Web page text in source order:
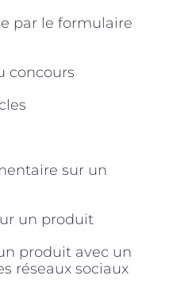
par le formulaire
concours
sur un
un produit
produit avec un
réseaux sociaux